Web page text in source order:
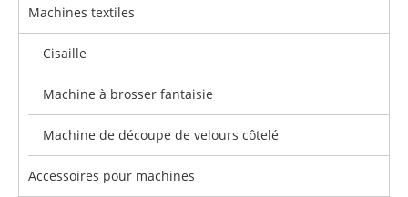
Machines textiles
Cisaille
Machine à brosser fantaisie
Machine de découpe de velours côtelé
Accessoires pour machines